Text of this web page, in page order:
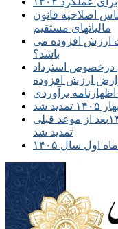
اصلاحیه قانون
مالیاتهای مستقیم
ارزش افزوده می
باشد؟
درخصوص استرداد
ارزش افزوده
برآوردی
شد
مهلت ارسال اظهارنامه اجاره املاک ۱۴۰۴بعد از موعد قبلی
تمدید شد
اول سال ۱۴۰۵